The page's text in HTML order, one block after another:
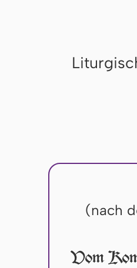
(nach
Vom